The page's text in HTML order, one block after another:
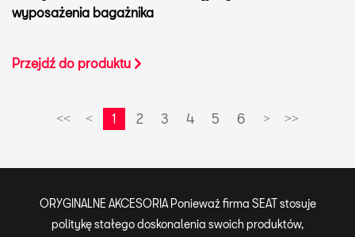
wyposażenia bagażnika
Przejdź do produktu
<< < 1 2 3 4 5 6 > >>
ORYGINALNE AKCESORIA Ponieważ firma SEAT stosuje
politykę stałego doskonalenia swoich produktów,